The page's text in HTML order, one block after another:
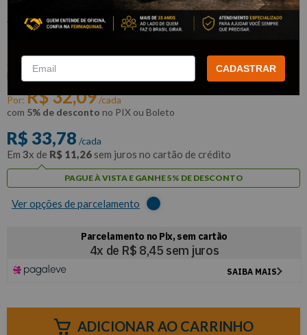
Soquete Estriado Longo 1/2" x 18 mm
- KING TONY
423018M
KING TONY
Por: R$32,09/cada
com 5% de desconto no PIX ou Boleto
R$ 33,78 /cada
Em 3x de R$ 11,26 sem juros no cartão de crédito
PAGUE À VISTA E GANHE 5% DE DESCONTO
Ver opções de parcelamento
ADICIONAR AO CARRINHO
CADASTRAR